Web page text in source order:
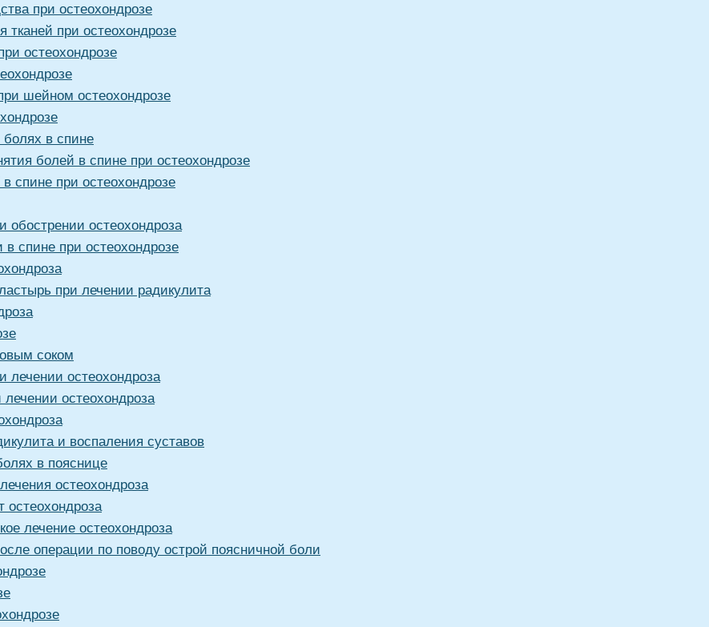
при остеохондрозе
тканей при остеохондрозе
остеохондрозе
шейном остеохондрозе
в спине
болей в спине при остеохондрозе
спине при остеохондрозе
обострении остеохондроза
спине при остеохондрозе
при лечении радикулита
соком
лечении остеохондроза
остеохондроза
и воспаления суставов
в пояснице
остеохондроза
остеохондроза
лечение остеохондроза
операции по поводу острой поясничной боли